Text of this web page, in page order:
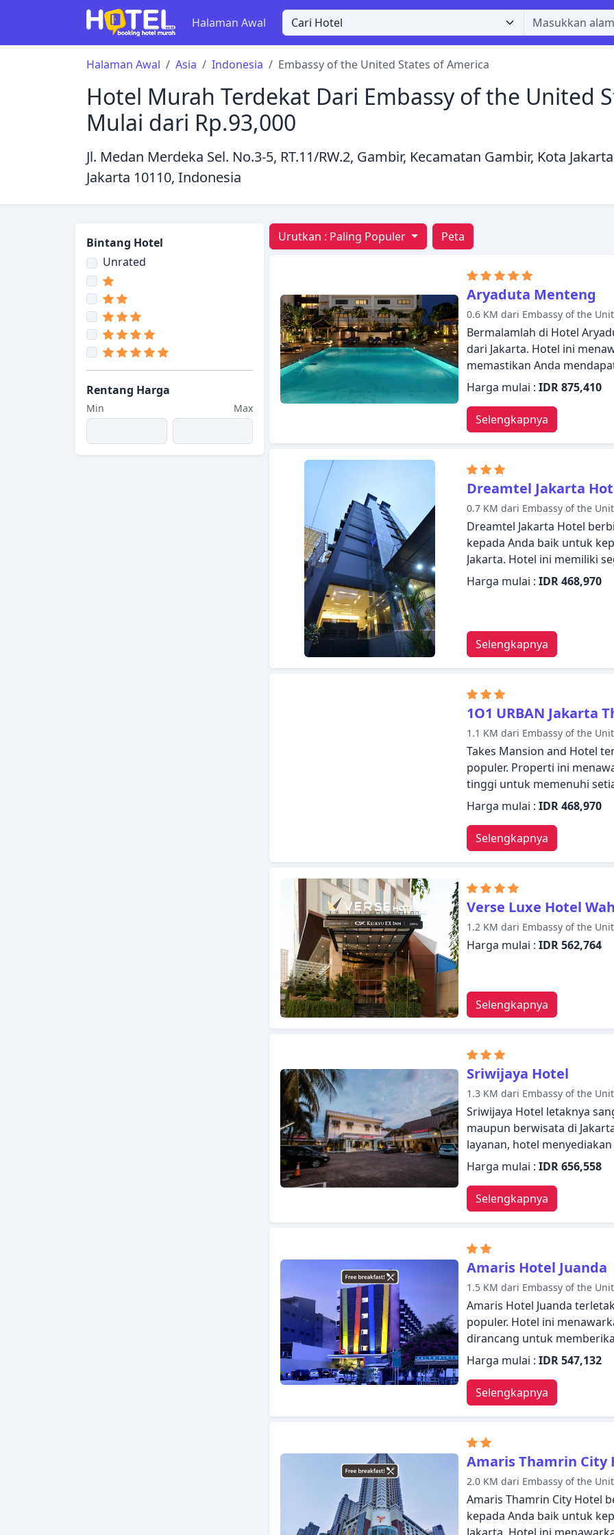
Halaman Awal
Halaman Awal Asia Indonesia Embassy of the United States of America
Hotel Murah Terdekat Dari Embassy of the United
Mulai dari Rp.93,000
Jl. Medan Merdeka Sel. No.3-5, RT.11/RW.2, Gambir, Kecamatan Gambir, Kota
Jakarta 10110, Indonesia
Bintang Hotel
Unrated
Rentang Harga
Min Max
Urutkan : Paling Populer Peta
Aryaduta Menteng
0.6 KM dari Embassy of the
Bermalamlah di Hotel
dari Jakarta. Hotel ini
memastikan Anda
kamar 24 jam, WiFi gratis di
serbaguna, layanan
tamu. Ruang penyimpanan
rak pakaian dapat
rekreasi di hotel, termasuk
luar ruangan, spa, pijat,
dengan nyaman. Dengan
Aryaduta Jakarta memenuhi
Harga mulai :IDR 875,410
Selengkapnya
Dreamtel Jakarta
0.7 KM dari Embassy of the
Dreamtel Jakarta Hotel
kepada Anda baik untuk
Jakarta. Hotel ini memiliki
dengan nyaman. Layanan
satpam 24 jam, layanan
Pulihkan diri Anda setelah
kamar Anda atau
tub. Dreamtel Jakarta
dengan suasana yang
Jakarta tak terlupakan.
Harga mulai :IDR 468,970
Selengkapnya
1O1 URBAN Jakarta
1.1 KM dari Embassy of the
Takes Mansion and Hotel
populer. Properti ini
tinggi untuk memenuhi
Manfaatkan layanan kamar
satpam 24 jam, layanan
ada di properti ini. Kamar
kenyamanan optimal
seperti televisi layar datar,
Nikmatilah kolam renang
untuk beristirahat dengan
tawarkan dengan membuat
persinggahan Anda.
Harga mulai :IDR 468,970
Selengkapnya
Verse Luxe Hotel
1.2 KM dari Embassy of the
Harga mulai :IDR 562,764
Selengkapnya
Sriwijaya Hotel
1.3 KM dari Embassy of the
Sriwijaya Hotel letaknya
maupun berwisata di
layanan, hotel
bermalam dengan nyaman.
dan memandu Anda di
kenyamanan, beberapa
bebas asap rokok, AC,
memastikan kenyamanan
setelah seharian
dan kenyamanan membuat
sebagai tempat menginap
Harga mulai :IDR 656,558
Selengkapnya
Amaris Hotel Juanda
1.5 KM dari Embassy of the
Amaris Hotel Juanda
populer. Hotel ini
dirancang untuk
para tamu. Manfaatkan
jam, Wi-fi di tempat
disediakan hotel. Setiap
dengan fasilitas yang
rekreasi. Staf yang ramah,
semua yang Jakarta
untuk menginap di Amaris
Harga mulai :IDR 547,132
Selengkapnya
Amaris Thamrin City
2.0 KM dari Embassy of the
Amaris Thamrin City Hotel
kepada Anda baik untuk